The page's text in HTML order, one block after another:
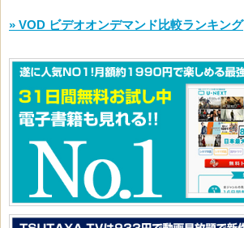
» VOD ビデオオンデマンド比較ランキング